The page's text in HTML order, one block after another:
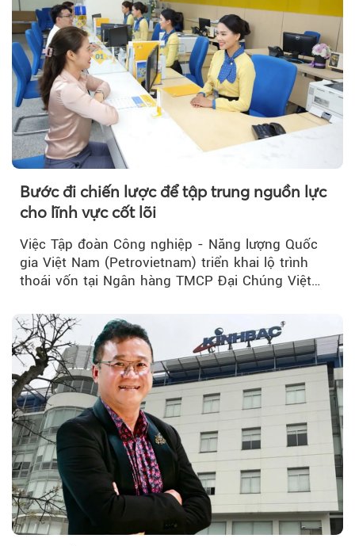
Bước đi chiến lược để tập trung nguồn lực
cho lĩnh vực cốt lõi
Việc Tập đoàn Công nghiệp - Năng lượng Quốc
gia Việt Nam (Petrovietnam) triển khai lộ trình
thoái vốn tại Ngân hàng TMCP Đại Chúng Việt